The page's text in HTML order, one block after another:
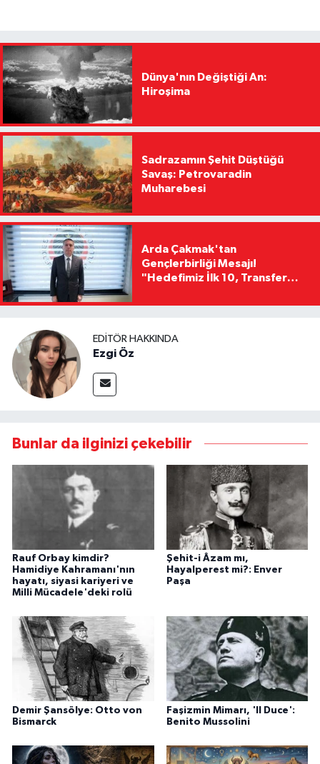
Dünya'nın Değiştiği An:
Hiroşima
Sadrazamın Şehit Düştüğü
Savaş: Petrovaradin
Muharebesi
Arda Çakmak'tan
Gençlerbirliği Mesajı!
"Hedefimiz İlk 10, Transfer
Kaldıracağız"
EDITÖR HAKKINDA
Ezgi Öz
Bunlar da ilginizi çekebilir
Rauf Orbay kimdir?
Hamidiye Kahramanı'nın
hayatı, siyasi kariyeri ve
Milli Mücadele'deki rolü
Şehit-i Âzam mı,
Hayalperest mi?: Enver
Paşa
Demir Şansölye: Otto von
Bismarck
Faşizmin Mimarı, 'Il Duce':
Benito Mussolini